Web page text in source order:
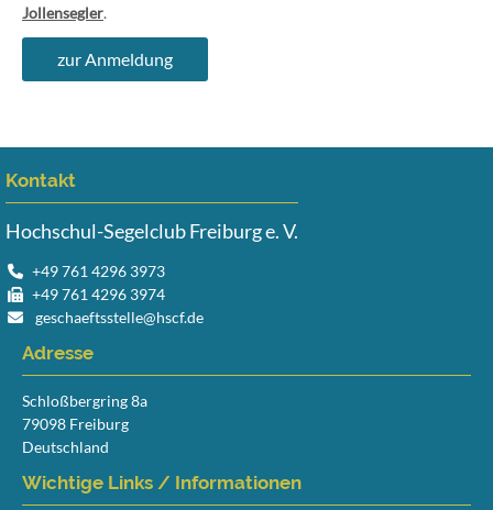
Jollensegler.
zur Anmeldung
Kontakt
Hochschul-Segelclub Freiburg e. V.
+49 761 4296 3973
+49 761 4296 3974
geschaeftsstelle@hscf.de
Adresse
Schloßbergring 8a
79098 Freiburg
Deutschland
Wichtige Links / Informationen